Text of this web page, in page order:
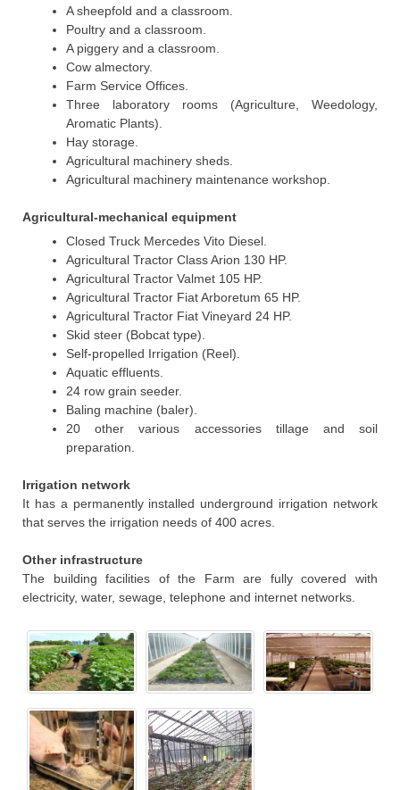
A sheepfold and a classroom.
Poultry and a classroom.
A piggery and a classroom.
Cow almectory.
Farm Service Offices.
Three laboratory rooms (Agriculture, Weedology,
Aromatic Plants).
Hay storage.
Agricultural machinery sheds.
Agricultural machinery maintenance workshop.
Agricultural-mechanical equipment
Closed Truck Mercedes Vito Diesel.
Agricultural Tractor Class Arion 130 HP.
Agricultural Tractor Valmet 105 HP.
Agricultural Tractor Fiat Arboretum 65 HP.
Agricultural Tractor Fiat Vineyard 24 HP.
Skid steer (Bobcat type).
Self-propelled Irrigation (Reel).
Aquatic effluents.
24 row grain seeder.
Baling machine (baler).
20 other various accessories tillage and soil
preparation.
Irrigation network
It has a permanently installed underground irrigation network
that serves the irrigation needs of 400 acres.
Other infrastructure
The building facilities of the Farm are fully covered with
electricity, water, sewage, telephone and internet networks.